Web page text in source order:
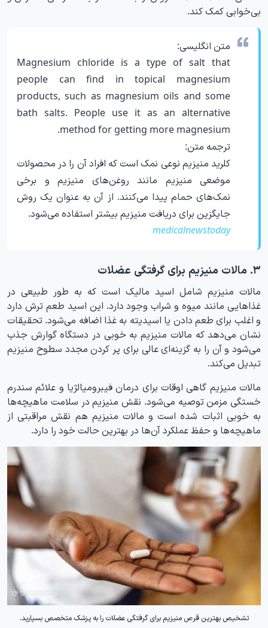
بی‌خوابی کمک کند.
متن انگلیسی:
Magnesium chloride is a type of salt that
people can find in topical magnesium
products, such as magnesium oils and some
bath salts. People use it as an alternative
method for getting more magnesium.
ترجمه متن:
کلرید منیزیم نوعی نمک است که افراد آن را در محصولات
موضعی منیزیم مانند روغن‌های منیزیم و برخی
نمک‌های حمام پیدا می‌کنند. از آن به عنوان یک روش
جایگزین برای دریافت منیزیم بیشتر استفاده می‌شود.
medicalnewstoday
۳. مالات منیزیم برای گرفتگی عضلات
مالات منیزیم شامل اسید مالیک است که به طور طبیعی در
غذاهایی مانند میوه و شراب وجود دارد. این اسید طعم ترش دارد
و اغلب برای طعم دادن یا اسیدیته به غذا اضافه می‌شود. تحقیقات
نشان می‌دهد که مالات منیزیم به خوبی در دستگاه گوارش جذب
می‌شود و آن را به گزینه‌ای عالی برای پر کردن مجدد سطوح منیزیم
تبدیل می‌کند.
مالات منیزیم گاهی اوقات برای درمان فیبرومیالژیا و علائم سندرم
خستگی مزمن توصیه می‌شود. نقش منیزیم در سلامت ماهیچه‌ها
به خوبی اثبات شده است و مالات منیزیم هم نقش مراقبتی از
ماهیچه‌ها و حفظ عملکرد آن‌ها در بهترین حالت خود را دارد.
تشخیص بهترین قرص منیزیم برای گرفتگی عضلات را به پزشک متخصص بسپارید.